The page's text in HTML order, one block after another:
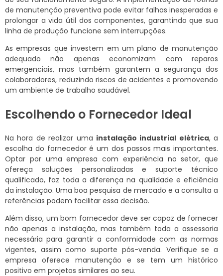
de manutenção preventiva pode evitar falhas inesperadas e
prolongar a vida útil dos componentes, garantindo que sua
linha de produção funcione sem interrupções.
As empresas que investem em um plano de manutenção
adequado não apenas economizam com reparos
emergenciais, mas também garantem a segurança dos
colaboradores, reduzindo riscos de acidentes e promovendo
um ambiente de trabalho saudável.
Escolhendo o Fornecedor Ideal
Na hora de realizar uma instalação industrial elétrica, a
escolha do fornecedor é um dos passos mais importantes.
Optar por uma empresa com experiência no setor, que
ofereça soluções personalizadas e suporte técnico
qualificado, faz toda a diferença na qualidade e eficiência
da instalação. Uma boa pesquisa de mercado e a consulta a
referências podem facilitar essa decisão.
Além disso, um bom fornecedor deve ser capaz de fornecer
não apenas a instalação, mas também toda a assessoria
necessária para garantir a conformidade com as normas
vigentes, assim como suporte pós-venda. Verifique se a
empresa oferece manutenção e se tem um histórico
positivo em projetos similares ao seu.